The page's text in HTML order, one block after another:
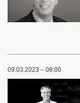
09.03.2023 – 08:00